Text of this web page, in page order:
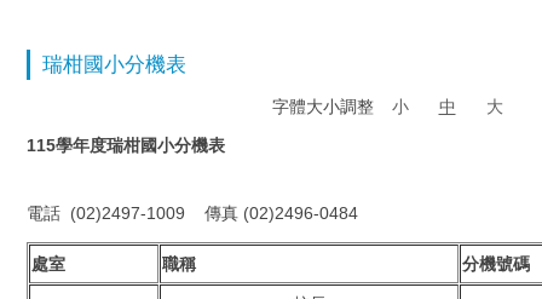
瑞柑國小分機表
字體大小調整 小 中
大
115學年度瑞柑國小分機表
電話 (02)2497-1009 傳真 (02)2496-0484
處室 職稱 分機號碼